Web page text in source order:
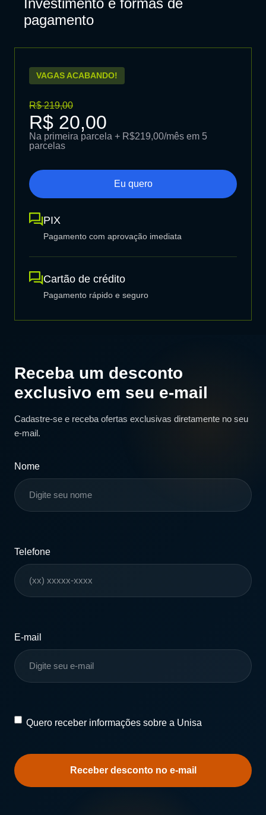
pagamento
VAGAS ACABANDO!
R$ 219,00
R$ 20,00
Na primeira parcela + R$219,00/mês em 5
parcelas
Eu quero
PIX
Pagamento com aprovação imediata
Cartão de crédito
Pagamento rápido e seguro
Receba um desconto
exclusivo em seu e-mail
Cadastre-se e receba ofertas exclusivas diretamente no seu
e-mail.
Nome
Telefone
E-mail
Quero
sobre
a
Quero receber informações sobre a Unisa